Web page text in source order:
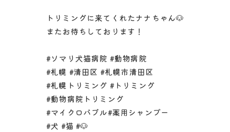
トリミングに来てくれたナナちゃん🐶
またお待ちしております！
#ソマリ犬猫病院 #動物病院
#札幌 #清田区 #札幌市清田区
#札幌トリミング #トリミング
#動物病院トリミング
#マイクロバブル#薬用シャンプー
#犬 #猫 #🐶